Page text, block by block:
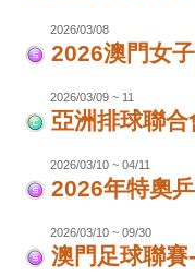
2026/03/08
2026澳門女
2026/03/09 ~ 11
亞洲排球聯
2026/03/10 ~ 04/11
2026年特奧
2026/03/10 ~ 09/30
澳門足球聯